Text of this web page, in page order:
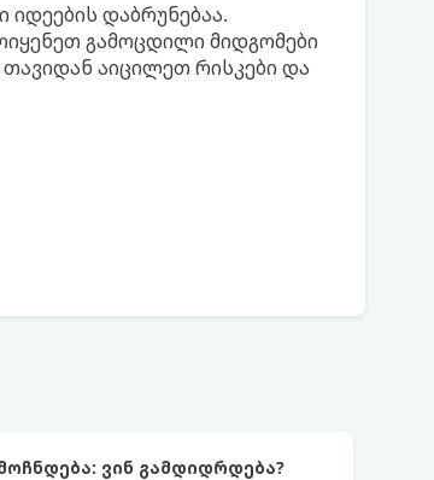
დაბრუნებაა.
გამოცდილი მიდგომები
აიცილეთ რისკები და
ვინ გამდიდრდება?